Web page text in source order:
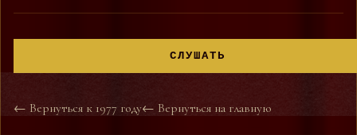
СЛУШАТЬ
← Вернуться к 1977 году← Вернуться на главную